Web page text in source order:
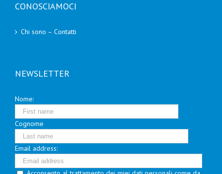
CONOSCIAMOCI
Chi sono – Contatti
NEWSLETTER
Nome:
Cognome
Email address: